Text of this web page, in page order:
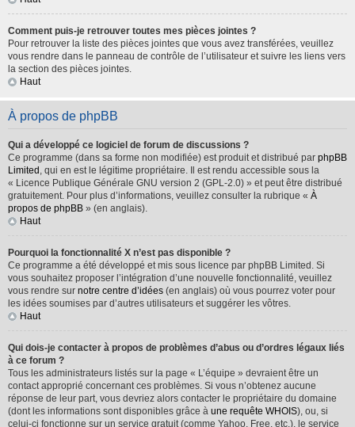
Comment puis-je retrouver toutes mes pièces jointes ?
Pour retrouver la liste des pièces jointes que vous avez transférées, veuillez
vous rendre dans le panneau de contrôle de l’utilisateur et suivre les liens vers
la section des pièces jointes.
Haut
À propos de phpBB
Qui a développé ce logiciel de forum de discussions ?
Ce programme (dans sa forme non modifiée) est produit et distribué par phpBB
Limited , qui en est le légitime propriétaire. Il est rendu accessible sous la
« Licence Publique Générale GNU version 2 (GPL-2.0) » et peut être distribué
gratuitement. Pour plus d’informations, veuillez consulter la rubrique « À
propos de phpBB » (en anglais).
Haut
Pourquoi la fonctionnalité X n’est pas disponible ?
Ce programme a été développé et mis sous licence par phpBB Limited. Si
vous souhaitez proposer l’intégration d’une nouvelle fonctionnalité, veuillez
vous rendre sur notre centre d’idées (en anglais) où vous pourrez voter pour
les idées soumises par d’autres utilisateurs et suggérer les vôtres.
Haut
Qui dois-je contacter à propos de problèmes d’abus ou d’ordres légaux liés
à ce forum ?
Tous les administrateurs listés sur la page « L’équipe » devraient être un
contact approprié concernant ces problèmes. Si vous n’obtenez aucune
réponse de leur part, vous devriez alors contacter le propriétaire du domaine
(dont les informations sont disponibles grâce à une requête WHOIS), ou, si
celui-ci fonctionne sur un service gratuit (comme Yahoo, Free, etc.), le service